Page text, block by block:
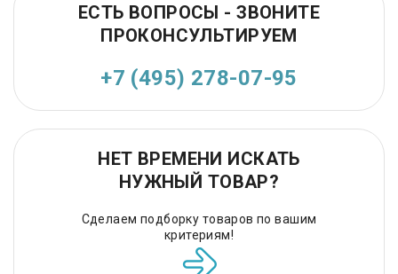
ЕСТЬ ВОПРОСЫ - ЗВОНИТЕ
ПРОКОНСУЛЬТИРУЕМ
+7 (495) 278-07-95
НЕТ ВРЕМЕНИ ИСКАТЬ
НУЖНЫЙ ТОВАР?
Сделаем подборку товаров по вашим
критериям!